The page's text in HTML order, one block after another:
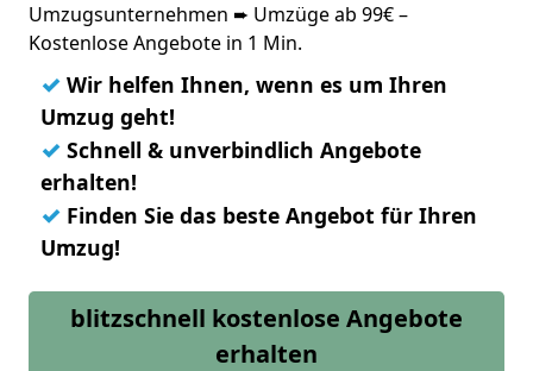
Umzugsunternehmen ➨ Umzüge ab 99€ –
Kostenlose Angebote in 1 Min.
✓ Wir helfen Ihnen, wenn es um Ihren
Umzug geht!
✓ Schnell & unverbindlich Angebote
erhalten!
✓ Finden Sie das beste Angebot für Ihren
Umzug!
blitzschnell kostenlose Angebote
erhalten